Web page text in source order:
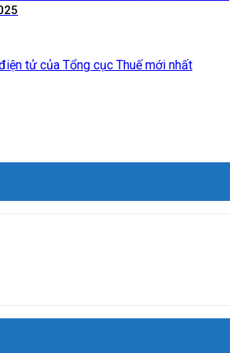
tử của Tổng cục Thuế mới nhất